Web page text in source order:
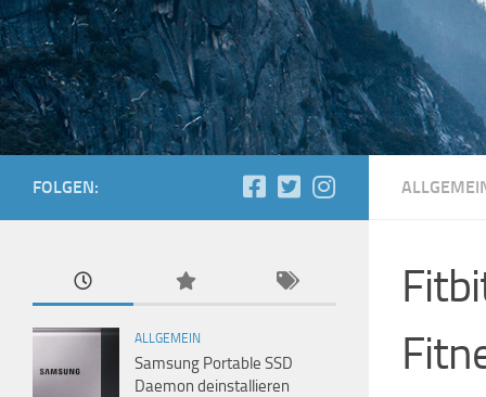
FOLGEN:
ALLGEMEIN
Samsung Portable SSD
Daemon deinstallieren